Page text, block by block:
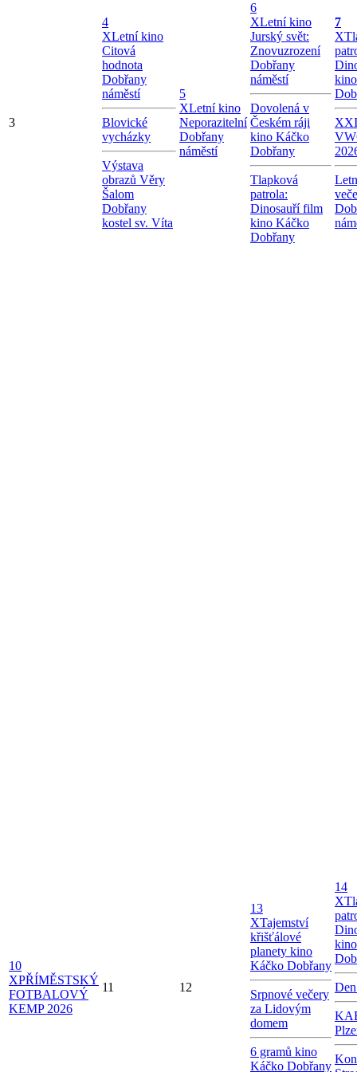
3
4
XLetní kino
Citová
hodnota
Dobřany
náměstí
Blovické
vycházky
Výstava
obrazů Věry
Šalom
Dobřany
kostel sv. Víta
5
XLetní kino
Neporazitelní
Dobřany
náměstí
6
XLetní kino
Jurský svět:
Znovuzrození
Dobřany
náměstí
Dovolená v
Českém ráji
kino Káčko
Dobřany
Tlapková
patrola:
Dinosauří film
kino Káčko
Dobřany
7
X
10
XPŘÍMĚSTSKÝ
FOTBALOVÝ
KEMP 2026
11 12
13
XTajemství
křišťálové
planety kino
Káčko Dobřany
Srpnové večery
za Lidovým
domem
6 gramů kino
Káčko Dobřany
14
X